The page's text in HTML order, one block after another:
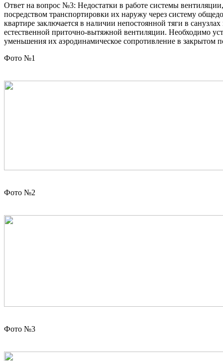
Ответ на вопрос №3: Недостатки в работе системы
посредством транспортировки их наружу через систему
квартире заключается в наличии непостоянной тяги в
естественной приточно-вытяжной вентиляции. Необходимо
уменьшения их аэродинамическое сопротивление в
Фото №1
Фото №2
Фото №3